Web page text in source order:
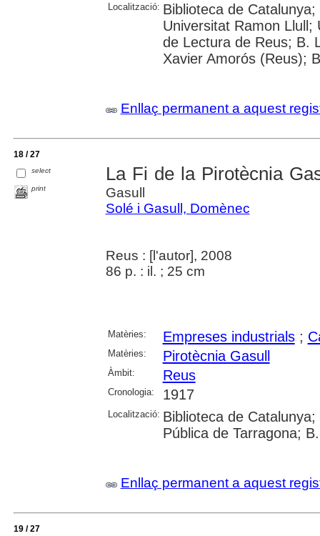
Localització: Biblioteca de
Universitat Ramon Llull;
de Lectura de Reus; B.
Xavier Amorós (Reus);
Enllaç permanent a aquest
18 / 27
select
print
La Fi de la Pirotècnia
Gasull
Solé i Gasull, Domènec
Reus : [l'autor], 2008
86 p. : il. ; 25 cm
Matèries: Empreses industrials;
Matèries: Pirotècnia Gasull
Àmbit: Reus
Cronologia: 1917
Localització: Biblioteca de
Pública de Tarragona;
Enllaç permanent a aquest
19 / 27